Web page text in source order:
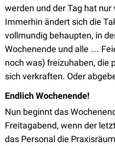
werden und der Tag hat
Immerhin ändert sich die
vollmundig behaupten, in
Wochenende und alle …
noch was) freizuhaben, die
sich verkraften. Oder
Endlich Wochenende!
Nun beginnt das
Freitagabend, wenn der
das Personal die